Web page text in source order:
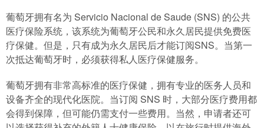
葡萄牙拥有名为 Servicio Nacional de Saude (SNS) 的公共
医疗保险系统，该系统为葡萄牙公民和永久居民提供免费医
疗保健。但是，只有成为永久居民后才能订阅SNS。当第一
次抵达葡萄牙时，必须获得私人医疗保健服务。
葡萄牙拥有非常高标准的医疗保健，拥有专业的医务人员和
设备齐全的现代化医院。当订阅 SNS 时，大部分医疗费用都
会得到保障，但可能仍需支付一些费用。当然，申请者还可